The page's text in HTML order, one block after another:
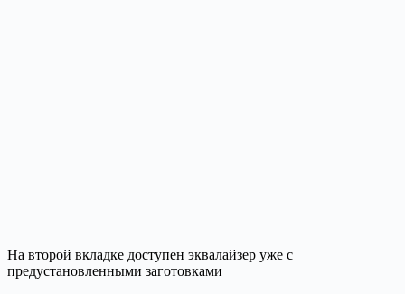
На второй вкладке доступен эквалайзер уже с
предустановленными заготовками